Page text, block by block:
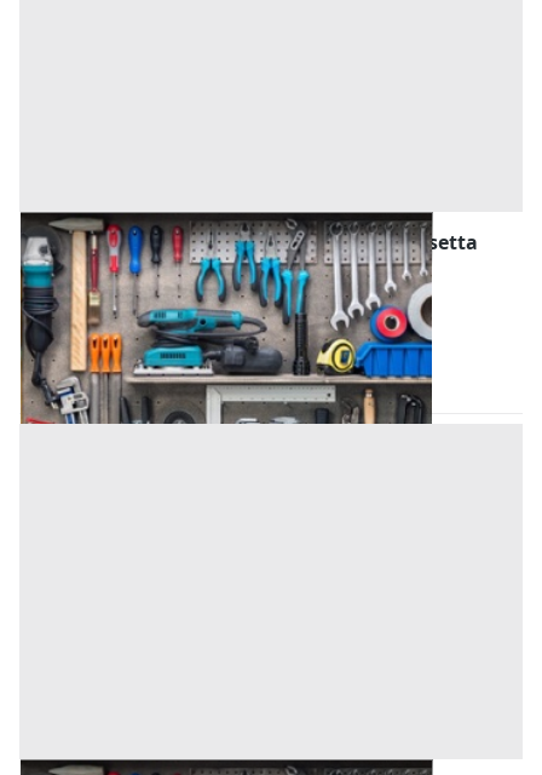
Attrezzature ed Utensili all'asta a Caltanissetta
Gela (Caltanissetta)
Offerta minima
156 €
Codice asta:AN02689024
Asta chiusa